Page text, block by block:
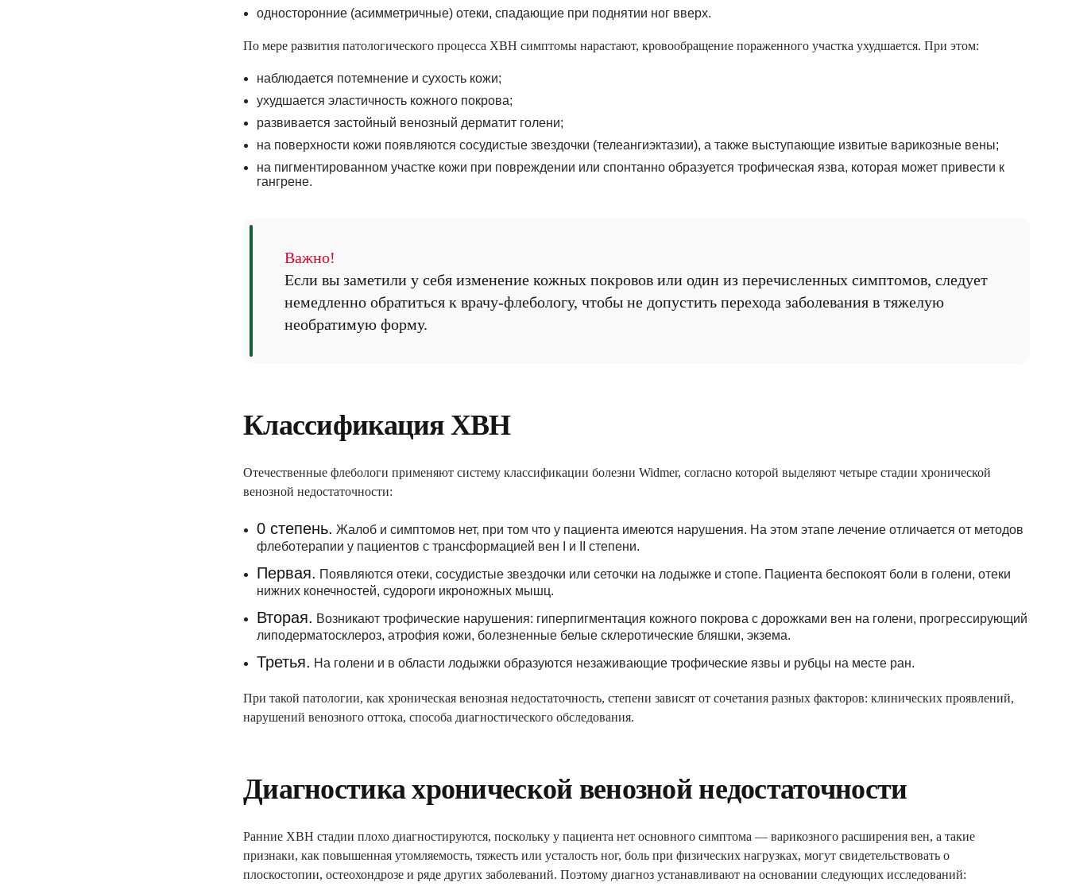
односторонние (асимметричные) отеки, спадающие при поднятии ног вверх.
По мере развития патологического процесса ХВН симптомы нарастают, кровообращение пораженного участка ухудшается. При этом:
наблюдается потемнение и сухость кожи;
ухудшается эластичность кожного покрова;
развивается застойный венозный дерматит голени;
на поверхности кожи появляются сосудистые звездочки (телеангиэктазии), а также выступающие извитые варикозные вены;
на пигментированном участке кожи при повреждении или спонтанно образуется трофическая язва, которая может привести к
гангрене.
Важно!
Если вы заметили у себя изменение кожных покровов или один из перечисленных симптомов, следует
немедленно обратиться к врачу-флебологу, чтобы не допустить перехода заболевания в тяжелую
необратимую форму.
Классификация ХВН
Отечественные флебологи применяют систему классификации болезни Widmer, согласно которой выделяют четыре стадии хронической
венозной недостаточности:
0 степень. Жалоб и симптомов нет, при том что у пациента имеются нарушения. На этом этапе лечение отличается от методов
флеботерапии у пациентов с трансформацией вен I и II степени.
Первая. Появляются отеки, сосудистые звездочки или сеточки на лодыжке и стопе. Пациента беспокоят боли в голени, отеки
нижних конечностей, судороги икроножных мышц.
Вторая. Возникают трофические нарушения: гиперпигментация кожного покрова с дорожками вен на голени, прогрессирующий
липодерматосклероз, атрофия кожи, болезненные белые склеротические бляшки, экзема.
Третья. На голени и в области лодыжки образуются незаживающие трофические язвы и рубцы на месте ран.
При такой патологии, как хроническая венозная недостаточность, степени зависят от сочетания разных факторов: клинических проявлений,
нарушений венозного оттока, способа диагностического обследования.
Диагностика хронической венозной недостаточности
Ранние ХВН стадии плохо диагностируются, поскольку у пациента нет основного симптома — варикозного расширения вен, а такие
признаки, как повышенная утомляемость, тяжесть или усталость ног, боль при физических нагрузках, могут свидетельствовать о
плоскостопии, остеохондрозе и ряде других заболеваний. Поэтому диагноз устанавливают на основании следующих исследований: